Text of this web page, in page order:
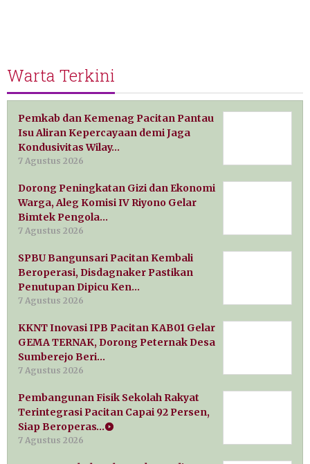
Warta Terkini
Pemkab dan Kemenag Pacitan Pantau
Isu Aliran Kepercayaan demi Jaga
Kondusivitas Wilay…
7 Agustus 2026
Dorong Peningkatan Gizi dan Ekonomi
Warga, Aleg Komisi IV Riyono Gelar
Bimtek Pengola…
7 Agustus 2026
SPBU Bangunsari Pacitan Kembali
Beroperasi, Disdagnaker Pastikan
Penutupan Dipicu Ken…
7 Agustus 2026
KKNT Inovasi IPB Pacitan KAB01 Gelar
GEMA TERNAK, Dorong Peternak Desa
Sumberejo Beri…
7 Agustus 2026
Pembangunan Fisik Sekolah Rakyat
Terintegrasi Pacitan Capai 92 Persen,
Siap Beroperas…
7 Agustus 2026